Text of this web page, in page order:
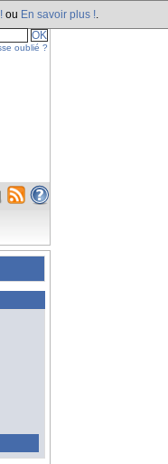
ou En savoir plus !
oublié ?